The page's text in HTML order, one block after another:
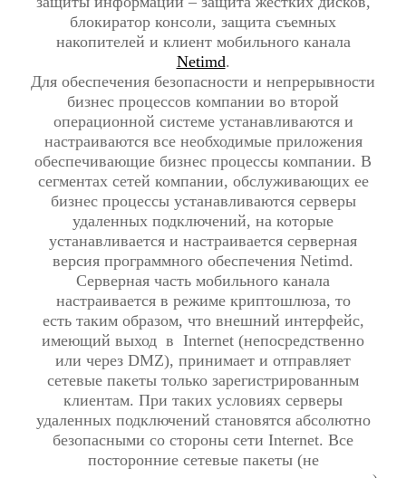
блокиратор консоли, защита съемных
накопителей и клиент мобильного канала
Netimd.
Для обеспечения безопасности и непрерывности
бизнес процессов компании во второй
операционной системе устанавливаются и
настраиваются все необходимые приложения
обеспечивающие бизнес процессы компании. В
сегментах сетей компании, обслуживающих ее
бизнес процессы устанавливаются серверы
удаленных подключений, на которые
устанавливается и настраивается серверная
версия программного обеспечения Netimd.
Серверная часть мобильного канала
настраивается в режиме криптошлюза, то
есть таким образом, что внешний интерфейс,
имеющий выход в Internet (непосредственно
или через DMZ), принимает и отправляет
сетевые пакеты только зарегистрированным
клиентам. При таких условиях серверы
удаленных подключений становятся абсолютно
безопасными со стороны сети Internet. Все
посторонние сетевые пакеты (не